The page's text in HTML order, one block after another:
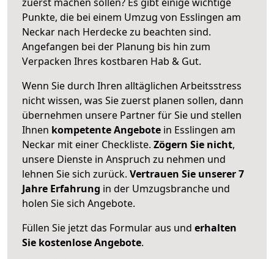
Punkte, die bei einem Umzug von Esslingen am
Neckar nach Herdecke zu beachten sind.
Angefangen bei der Planung bis hin zum
Verpacken Ihres kostbaren Hab & Gut.
Wenn Sie durch Ihren alltäglichen Arbeitsstress
nicht wissen, was Sie zuerst planen sollen, dann
übernehmen unsere Partner für Sie und stellen
Ihnen kompetente Angebote in Esslingen am
Neckar mit einer Checkliste. Zögern Sie nicht,
unsere Dienste in Anspruch zu nehmen und
lehnen Sie sich zurück. Vertrauen Sie unserer 7
Jahre Erfahrung in der Umzugsbranche und
holen Sie sich Angebote.
Füllen Sie jetzt das Formular aus und erhalten
Sie kostenlose Angebote.